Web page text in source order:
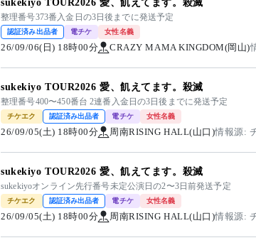
sukekiyo TOUR2026 愛、飢えてます。殺滅
整理番号373番入金日の3日後までに発送予定
認証済み出品者 電チケ 女性名義
26/09/06(日) 18時00分 CRAZY MAMA KINGDOM(岡山)
sukekiyo TOUR2026 愛、飢えてます。殺滅
整理番号400〜450番台 2連番入金日の3日後までに発送予定
チケエク 認証済み出品者 電チケ 女性名義
26/09/05(土) 18時00分 周南RISING HALL(山口)情報源:
sukekiyo TOUR2026 愛、飢えてます。殺滅
sukekiyoオンライン先行番号未定公演日の2〜3日前発送予定
チケエク 認証済み出品者 電チケ 女性名義
26/09/05(土) 18時00分 周南RISING HALL(山口)情報源: